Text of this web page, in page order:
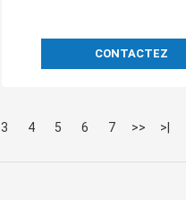
CONTACTEZ
3 4 5 6 7 >> >|